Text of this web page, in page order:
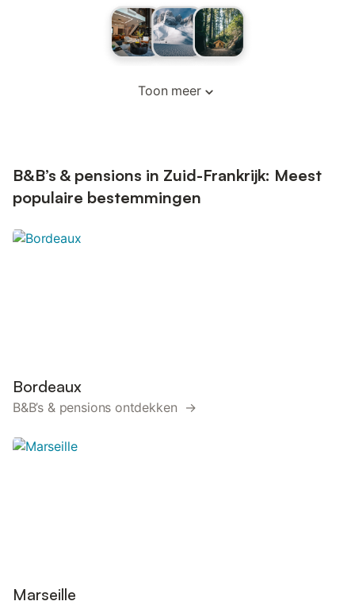
Toon meer
B&B’s & pensions in Zuid-Frankrijk: Meest
populaire bestemmingen
Bordeaux
B&B’s & pensions ontdekken →
Marseille